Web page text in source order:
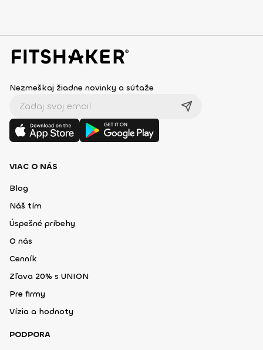
Nezmeškaj žiadne novinky a súťaže
VIAC O NÁS
Blog
Náš tím
Úspešné príbehy
O nás
Cenník
Zľava 20% s UNION
Pre firmy
Vízia a hodnoty
PODPORA